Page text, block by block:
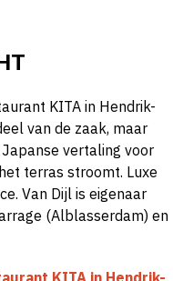
KITA in Hendrik-
van de zaak, maar
Japanse vertaling voor
terras stroomt. Luxe
Van Dijl is eigenaar
(Alblasserdam) en